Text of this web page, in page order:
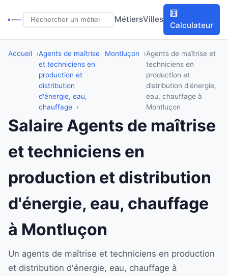
MétiersVilles
🧮
Calculateur
Accueil
Agents de maîtrise
et techniciens en
production et
distribution
d'énergie, eau,
chauffage
Montluçon
Agents de maîtrise et
techniciens en
production et
distribution d'énergie,
eau, chauffage à
Montluçon
Salaire Agents de maîtrise
et techniciens en
production et distribution
d'énergie, eau, chauffage
à Montluçon
Un agents de maîtrise et techniciens en production
et distribution d'énergie, eau, chauffage à